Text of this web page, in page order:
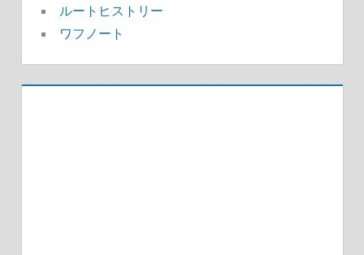
ルートヒストリー
ワフノート